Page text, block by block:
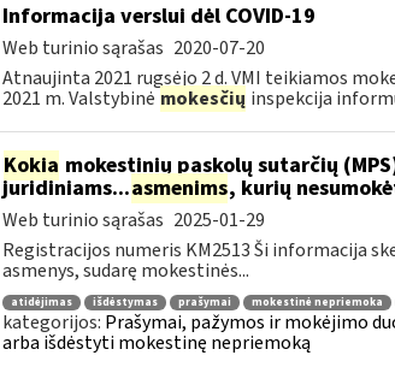
Informacija verslui dėl COVID-19
Web turinio sąrašas 2020-07-20
Atnaujinta 2021 rugsėjo 2 d. VMI teikiamos
2021 m. Valstybinė mokesčių inspekcija
Kokia mokestinių paskolų sutarčių
juridiniams...asmenims, kurių
Web turinio sąrašas 2025-01-29
Registracijos numeris KM2513 Ši informacija
asmenys, sudarę mokestinės...
atidėjimas išdėstymas prašymai mokestinė nepriemoka
kategorijos: Prašymai, pažymos ir mokėjimo
arba išdėstyti mokestinę nepriemoką